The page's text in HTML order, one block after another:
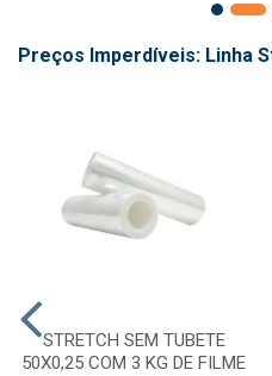
Preços Imperdíveis: Linha
STRETCH SEM TUBETE
50X0,25 COM 3 KG DE FILME